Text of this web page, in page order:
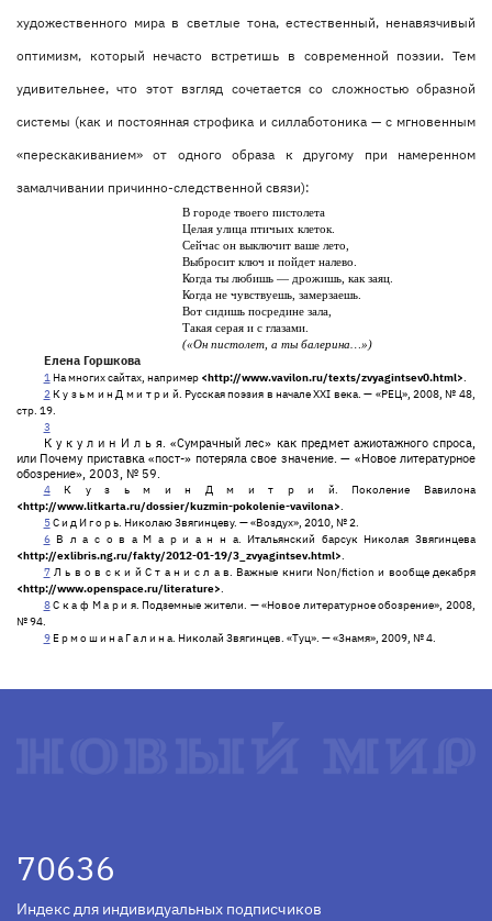
художественного мира в светлые тона, естественный, ненавязчивый
оптимизм, который нечасто встретишь в современной поэзии. Тем
удивительнее, что этот взгляд сочетается со сложностью образной
системы (как и постоянная строфика и силлаботоника — с мгновенным
«перескакиванием» от одного образа к другому при намеренном
замалчивании причинно-следственной связи):
В городе твоего пистолета
Целая улица птичьих клеток.
Сейчас он выключит ваше лето,
Выбросит ключ и пойдет налево.
Когда ты любишь — дрожишь, как заяц.
Когда не чувствуешь, замерзаешь.
Вот сидишь посредине зала,
Такая серая и с глазами.
(«Он пистолет, а ты балерина…»)
Елена Горшкова
1На многих сайтах, например <http://www.vavilon.ru/texts/zvyagintsev0.html>.
2К у з ь м и н Д м и т р и й. Русская поэзия в начале ХХI века. — «РЕЦ», 2008, № 48,
стр. 19.
3
К у к у л и н И л ь я. «Сумрачный лес» как предмет ажиотажного спроса,
или Почему приставка «пост-» потеряла свое значение. — «Новое литературное
обозрение», 2003, № 59.
4К у з ь м и н Д м и т р и й. Поколение Вавилона
<http://www.litkarta.ru/dossier/kuzmin-pokolenie-vavilona>.
5С и д И г о р ь. Николаю Звягинцеву. — «Воздух», 2010, № 2.
6В л а с о в а М а р и а н н а. Итальянский барсук Николая Звягинцева
<http://exlibris.ng.ru/fakty/2012-01-19/3_zvyagintsev.html>.
7Л ь в о в с к и й С т а н и с л а в. Важные книги Non/fiction и вообще декабря
<http://www.openspace.ru/literature>.
8С к а ф М а р и я. Подземные жители. — «Новое литературное обозрение», 2008,
№ 94.
9Е р м о ш и н а Г а л и н а. Николай Звягинцев. «Туц». — «Знамя», 2009, № 4.
70636
Индекс для индивидуальных подписчиков